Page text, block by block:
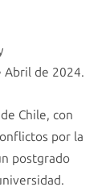
Abril de 2024.
Chile, con
por la
postgrado